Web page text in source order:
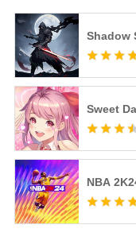
Shadow
Sweet
NBA